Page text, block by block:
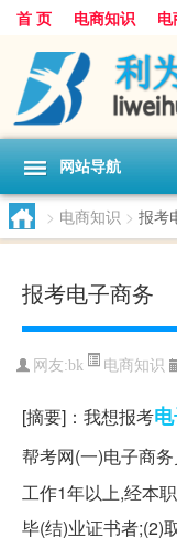
首 页 电商知识
网站导航
> 电商知识 > 报考
报考电子商务
网友:bk 电商知识
[摘要]：我想报考
帮考网(一)电子商
工作1年以上,经本
毕(结)业证书者;(2)